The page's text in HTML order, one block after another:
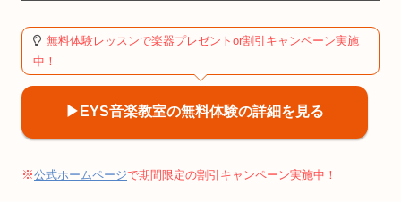
無料体験レッスンで楽器プレゼントor割引キャンペーン実施
中！
▶︎EYS音楽教室の無料体験の詳細を見る
※公式ホームページで期間限定の割引キャンペーン実施中！